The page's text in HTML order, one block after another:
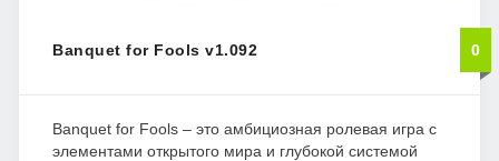
Banquet for Fools v1.092 0
Banquet for Fools – это амбициозная ролевая игра с
элементами открытого мира и глубокой системой